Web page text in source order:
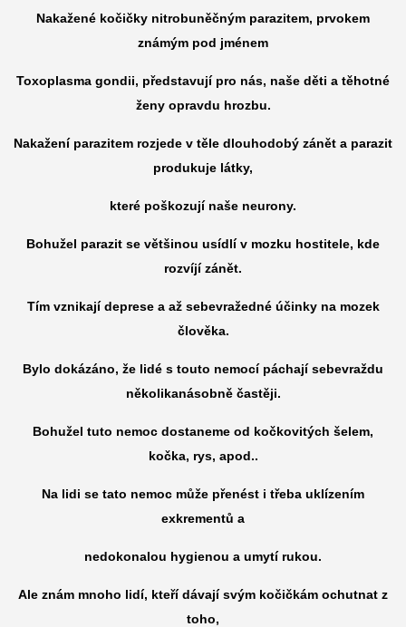
Nakažené kočičky nitrobuněčným parazitem, prvokem
známým pod jménem
Toxoplasma gondii, představují pro nás, naše děti a těhotné
ženy opravdu hrozbu.
Nakažení parazitem rozjede v těle dlouhodobý zánět a parazit
produkuje látky,
které poškozují naše neurony.
Bohužel parazit se většinou usídlí v mozku hostitele, kde
rozvíjí zánět.
Tím vznikají deprese a až sebevražedné účinky na mozek
člověka.
Bylo dokázáno, že lidé s touto nemocí páchají sebevraždu
několikanásobně častěji.
Bohužel tuto nemoc dostaneme od kočkovitých šelem,
kočka, rys, apod..
Na lidi se tato nemoc může přenést i třeba uklízením
exkrementů a
nedokonalou hygienou a umytí rukou.
Ale znám mnoho lidí, kteří dávají svým kočičkám ochutnat z
toho,